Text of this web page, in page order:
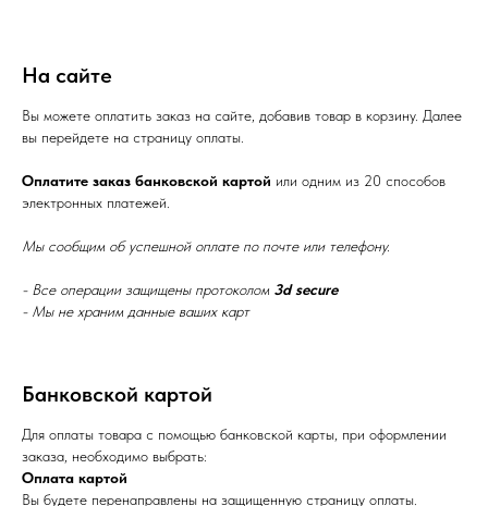
На сайте
Вы можете оплатить заказ на сайте, добавив товар в корзину. Далее
вы перейдете на страницу оплаты.
Оплатите заказ банковской картой или одним из 20 способов
электронных платежей.
Мы сообщим об успешной оплате по почте или телефону.
- Все операции защищены протоколом 3d secure
- Мы не храним данные ваших карт
Банковской картой
Для оплаты товара с помощью банковской карты, при оформлении
заказа, необходимо выбрать:
Оплата картой
Вы будете перенаправлены на защищенную страницу оплаты.